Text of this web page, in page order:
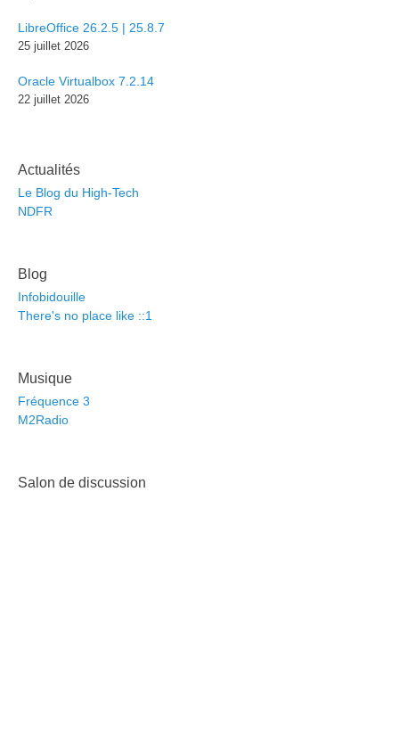
LibreOffice 26.2.5 | 25.8.7
25 juillet 2026
Oracle Virtualbox 7.2.14
22 juillet 2026
Actualités
Le Blog du High-Tech
NDFR
Blog
Infobidouille
There's no place like ::1
Musique
Fréquence 3
M2Radio
Salon de discussion